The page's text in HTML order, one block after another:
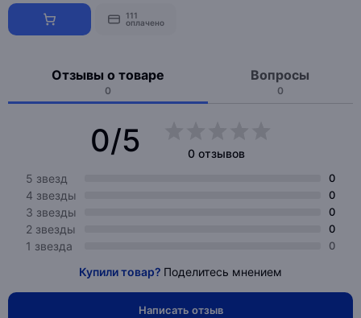
111
оплачено
Отзывы о товаре
0
Вопросы
0
0/5
0 отзывов
5 звезд
0
4 звезды 0
3 звезды 0
2 звезды 0
1 звезда 0
Купили товар? Поделитесь мнением
Написать отзыв